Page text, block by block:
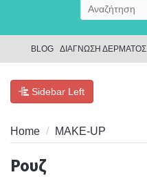
BLOG ΔΙΑΓΝΩΣΗ ΔΕΡΜΑΤΟΣ
Sidebar Left
Home MAKE-UP
Ρουζ